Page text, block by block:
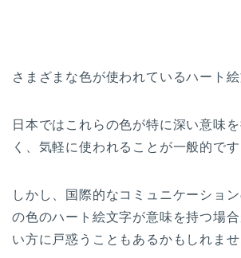
さまざまな色が使われているハート絵
日本ではこれらの色が特に深い意味
く、気軽に使われることが一般的です
しかし、国際的なコミュニケーショ
の色のハート絵文字が意味を持つ場
い方に戸惑うこともあるかもしれませ